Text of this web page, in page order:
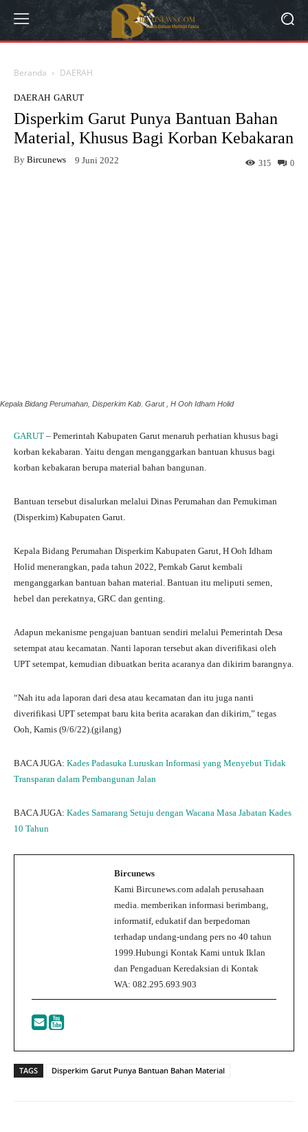
Beranda DAERAH
DAERAH GARUT
Disperkim Garut Punya Bantuan Bahan
Material, Khusus Bagi Korban Kebakaran
By Bircunews 9 Juni 2022 0
315
Kepala Bidang Perumahan, Disperkim Kab. Garut , H Ooh Idham Holid
GARUT – Pemerintah Kabupaten Garut menaruh perhatian khusus bagi
korban kekabaran. Yaitu dengan menganggarkan bantuan khusus bagi
korban kebakaran berupa material bahan bangunan.
Bantuan tersebut disalurkan melalui Dinas Perumahan dan Pemukiman
(Disperkim) Kabupaten Garut.
Kepala Bidang Perumahan Disperkim Kabupaten Garut, H Ooh Idham
Holid menerangkan, pada tahun 2022, Pemkab Garut kembali
menganggarkan bantuan bahan material. Bantuan itu meliputi semen,
hebel dan perekatnya, GRC dan genting.
Adapun mekanisme pengajuan bantuan sendiri melalui Pemerintah Desa
setempat atau kecamatan. Nanti laporan tersebut akan diverifikasi oleh
UPT setempat, kemudian dibuatkan berita acaranya dan dikirim barangnya.
“Nah itu ada laporan dari desa atau kecamatan dan itu juga nanti
diverifikasi UPT setempat baru kita berita acarakan dan dikirim,” tegas
Ooh, Kamis (9/6/22).(gilang)
BACA JUGA: Kades Padasuka Luruskan Informasi yang Menyebut Tidak
Transparan dalam Pembangunan Jalan
BACA JUGA: Kades Samarang Setuju dengan Wacana Masa Jabatan Kades
10 Tahun
Bircunews
Kami Bircunews.com adalah perusahaan
media. memberikan informasi berimbang,
informatif, edukatif dan berpedoman
terhadap undang-undang pers no 40 tahun
1999.Hubungi Kontak Kami untuk Iklan
dan Pengaduan Keredaksian di Kontak
WA: 082.295.693.903
TAGS Disperkim Garut Punya Bantuan Bahan Material